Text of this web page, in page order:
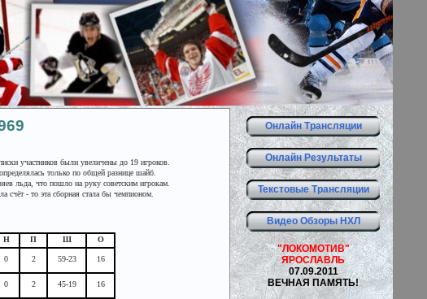
Онлайн Трансляции
Онлайн Результаты
Текстовые Трансляции
Видео Обзоры НХЛ
"ЛОКОМОТИВ"
ЯРОСЛАВЛЬ
07.09.2011
ВЕЧНАЯ ПАМЯТЬ!
участников были увеличены до 19 игроков.
только по общей разнице шайб.
льда, что пошло на руку советским игрокам.
- то эта сборная стала бы чемпионом.
Н П Ш О
0 2 59-23 16
0 2 45-19 16